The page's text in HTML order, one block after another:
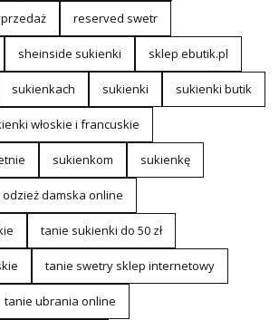
reserved swetr
sheinside sukienki sklep ebutik.pl
sukienkach sukienki sukienki butik
włoskie i francuskie
sukienkom sukienkę
damska online
tanie sukienki do 50 zł
tanie swetry sklep internetowy
tanie ubrania online